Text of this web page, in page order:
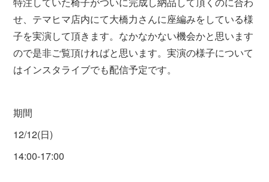
せ、テマヒマ店内にて大橋力さんに座編みをしている様
子を実演して頂きます。なかなかない機会かと思います
ので是非ご覧頂ければと思います。実演の様子について
はインスタライブでも配信予定です。
期間
12/12(日)
14:00-17:00